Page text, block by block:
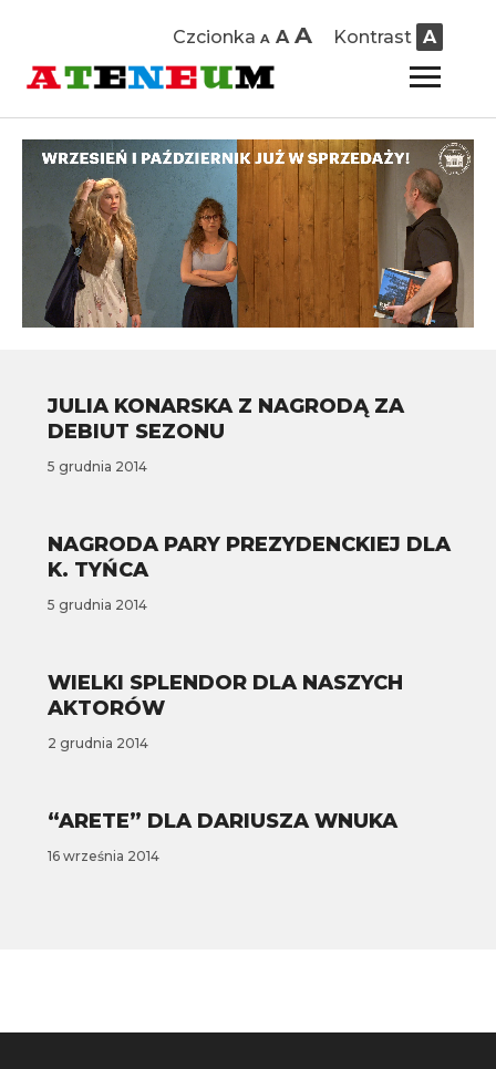
Czcionka A
Decrease
font
size.
A Reset
AIncrease
Kontrast A
&
JULIA KONARSKA Z NAGRODĄ ZA
DEBIUT SEZONU
5 grudnia 2014
NAGRODA PARY PREZYDENCKIEJ DLA
K. TYŃCA
5 grudnia 2014
WIELKI SPLENDOR DLA NASZYCH
AKTORÓW
2 grudnia 2014
“ARETE” DLA DARIUSZA WNUKA
16 września 2014